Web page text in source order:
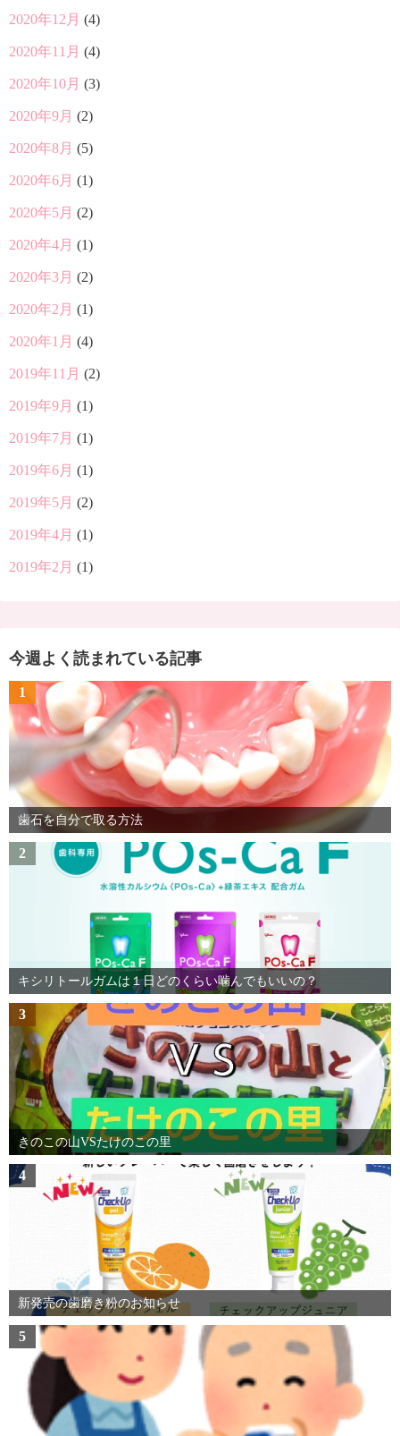
2020年12月 (4)
2020年11月 (4)
2020年10月 (3)
2020年9月 (2)
2020年8月 (5)
2020年6月 (1)
2020年5月 (2)
2020年4月 (1)
2020年3月 (2)
2020年2月 (1)
2020年1月 (4)
2019年11月 (2)
2019年9月 (1)
2019年7月 (1)
2019年6月 (1)
2019年5月 (2)
2019年4月 (1)
2019年2月 (1)
今週よく読まれている記事
1
歯石を自分で取る方法
2
キシリトールガムは１日どのくらい噛んでもいいの？
3
きのこの山VSたけのこの里
4
新発売の歯磨き粉のお知らせ
5